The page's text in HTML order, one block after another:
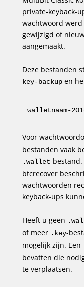
private-keyback-
wachtwoord
gewijzigd of
aangemaakt.
Deze bestanden
key-backupen
walletnaam-
Voor
bestanden vaak
.wallet-bestand.
btcrecover
wachtwoorden
keyback-ups
Heeft u geen
of meer .key-
mogelijk zijn. Een
bevatten die
te verplaatsen.